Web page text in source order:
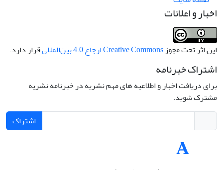
اخبار و اعلانات
این اثر تحت مجوزCreative Commons ارجاع 4.0 بین‌المللی قرار دارد.
اشتراک خبرنامه
برای دریافت اخبار و اطلاعیه های مهم نشریه در خبرنامه نشریه
مشترک شوید.
اشتراک